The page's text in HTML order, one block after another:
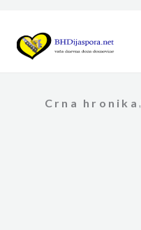
content
Crna hronika ,